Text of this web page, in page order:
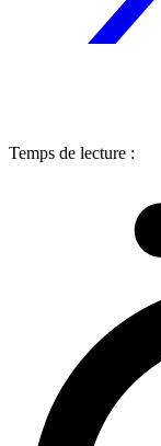
Temps de lecture :